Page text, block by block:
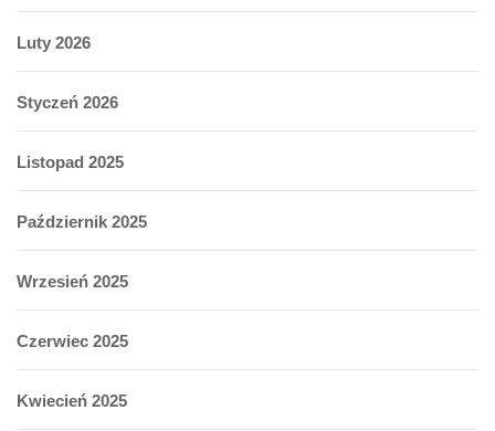
Luty 2026
Styczeń 2026
Listopad 2025
Październik 2025
Wrzesień 2025
Czerwiec 2025
Kwiecień 2025